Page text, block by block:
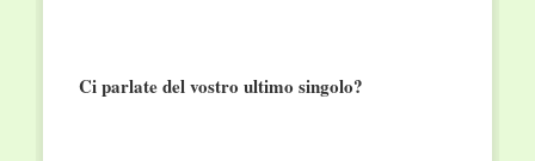
Ci parlate del vostro ultimo singolo?